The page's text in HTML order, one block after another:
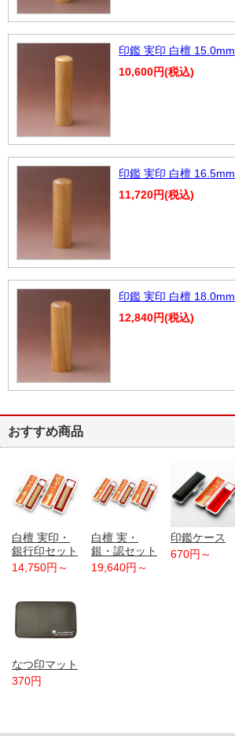
印鑑 実印 白檀 15.0mm
10,600円(税込)
印鑑 実印 白檀 16.5mm
11,720円(税込)
印鑑 実印 白檀 18.0mm
12,840円(税込)
おすすめ商品
白檀 実印・
銀行印セット
14,750円～
白檀 実・
銀・認セット
19,640円～
印鑑ケース
670円～
なつ印マット
370円